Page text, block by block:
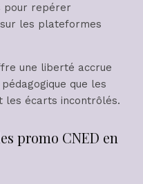
pour repérer
les plateformes
une liberté accrue
que les
les écarts incontrôlés.
promo CNED en